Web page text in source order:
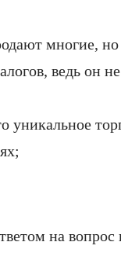
многие,
ведь он
на